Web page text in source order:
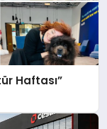
Haftası”